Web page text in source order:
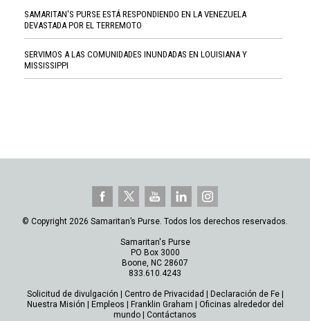
SAMARITAN'S PURSE ESTÁ RESPONDIENDO EN LA VENEZUELA
DEVASTADA POR EL TERREMOTO
SERVIMOS A LAS COMUNIDADES INUNDADAS EN LOUISIANA Y
MISSISSIPPI
© Copyright 2026 Samaritan’s Purse. Todos los derechos reservados.
Samaritan's Purse
PO Box 3000
Boone, NC 28607
833.610.4243
Solicitud de divulgación Centro de Privacidad Declaración de Fe|
Nuestra Misión
Empleos Franklin Graham
Oficinas alrededor del
mundo
Contáctanos